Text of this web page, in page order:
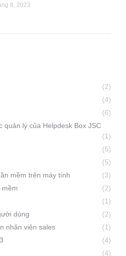
8, 2023
(2)
(4)
(6)
quản lý của Helpdesk Box JSC
(1)
(5)
(5)
mềm trên máy tính
(3)
(2)
(1)
dùng
(2)
nhân viên sales
(1)
(4)
(4)